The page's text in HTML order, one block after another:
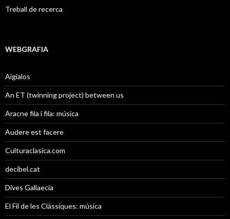
Treball de recerca
WEBGRAFIA
Aigialos
An ET (twinning project) between us
Aracne fila i fila: música
Audere est facere
Culturaclasica.com
decibel.cat
Dives Gallaecia
El Fil de les Clàssiques: música